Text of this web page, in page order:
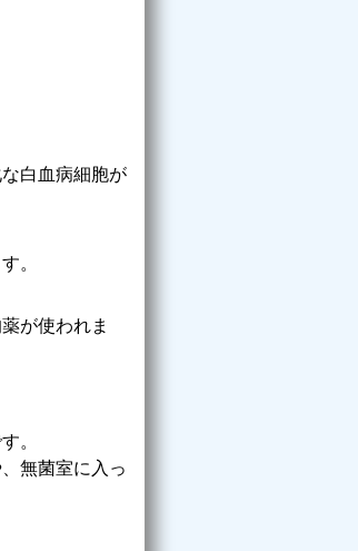
白血病細胞が
。
が使われま
。
無菌室に入っ